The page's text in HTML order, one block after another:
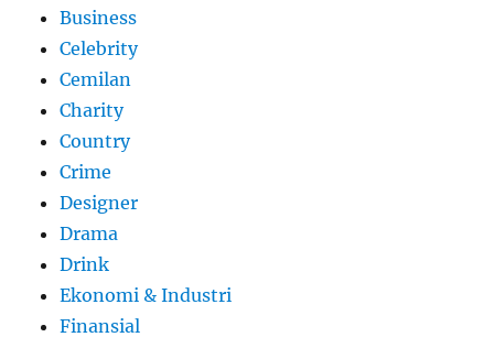
Business
Celebrity
Cemilan
Charity
Country
Crime
Designer
Drama
Drink
Ekonomi & Industri
Finansial